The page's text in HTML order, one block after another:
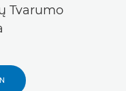
Tvarumo